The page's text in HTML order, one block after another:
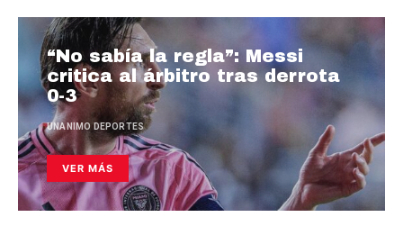
“No sabía la regla”: Messi
critica al árbitro tras derrota
0-3
UNANIMO DEPORTES
VER MÁS